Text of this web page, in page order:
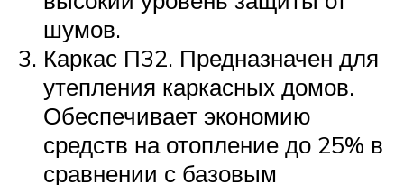
шумов.
Каркас П32. Предназначен для
утепления каркасных домов.
Обеспечивает экономию
средств на отопление до 25% в
сравнении с базовым